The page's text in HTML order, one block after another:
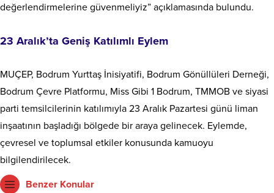
değerlendirmelerine güvenmeliyiz” açıklamasında bulundu.
23 Aralık’ta Geniş Katılımlı Eylem
MUÇEP, Bodrum Yurttaş İnisiyatifi, Bodrum Gönüllüleri Derneği,
Bodrum Çevre Platformu, Miss Gibi 1 Bodrum, TMMOB ve siyasi
parti temsilcilerinin katılımıyla 23 Aralık Pazartesi günü liman
inşaatının başladığı bölgede bir araya gelinecek. Eylemde,
çevresel ve toplumsal etkiler konusunda kamuoyu
bilgilendirilecek.
Benzer Konular